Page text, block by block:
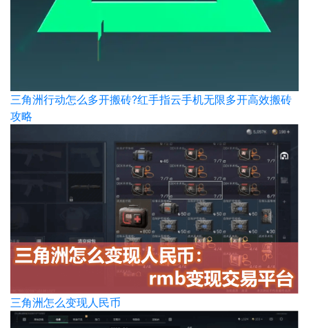
三角洲行动怎么多开搬砖?红手指云手机无限多开高效搬砖
攻略
三角洲怎么变现人民币